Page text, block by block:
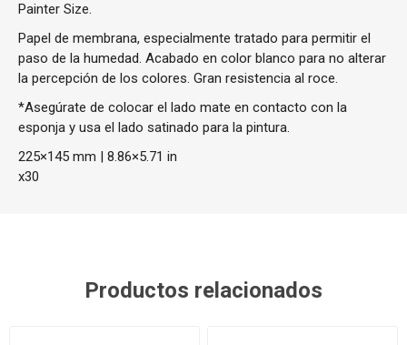
Painter Size.
Papel de membrana, especialmente tratado para permitir el
paso de la humedad. Acabado en color blanco para no alterar
la percepción de los colores. Gran resistencia al roce.
*Asegúrate de colocar el lado mate en contacto con la
esponja y usa el lado satinado para la pintura.
225×145 mm | 8.86×5.71 in
x30
Productos relacionados